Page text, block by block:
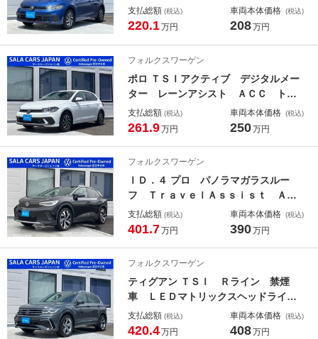
能 バックカメラ リヤトラフィック
アラート Ａｐｐ－Ｃｏｎｎｅｃｔ
ＯＦＩＸ 認定中古
支払総額 (税込)
220.1万円
車両本体価格 (税込)
208万円
フォルクスワーゲン
ポロ ＴＳＩアクティブ デジタルメー
ター レーンアシスト ＡＣＣ トラ
ベルアシスト パークディスタンスコ
ントロール ワイヤレス充電 ＬＥＤ
煙 認定保証付き
支払総額 (税込)
261.9万円
車両本体価格 (税込)
250万円
フォルクスワーゲン
ＩＤ．４ プロ パノラマガラスルー
フ ＴｒａｖｅｌＡｓｓｉｓｔ ＡＣ
Ｃ ＩＱ．ＬＩＧＨＴ レーンキー
プ 後方死角検知 パワーテールゲー
ｔ デモカー
支払総額 (税込)
401.7万円
車両本体価格 (税込)
390万円
フォルクスワーゲン
ティグアン ＴＳＩ Ｒライン 禁煙
車 ＬＥＤマトリックスヘッドライ
ト ＡＣＣ ＴｒａｖｅｌＡｓｓｉｓ
ｔ アンビエントライト ワイヤレス
支払総額 (税込)
420.4万円
車両本体価格 (税込)
408万円